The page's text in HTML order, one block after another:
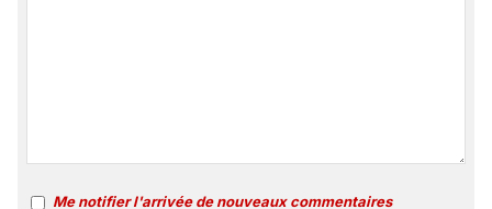
Me notifier l'arrivée de nouveaux commentaires